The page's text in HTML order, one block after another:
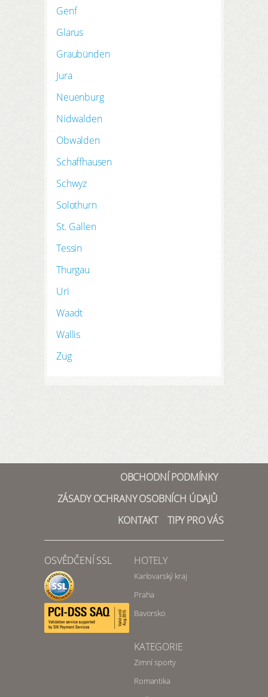
Genf
Glarus
Graubünden
Jura
Neuenburg
Nidwalden
Obwalden
Schaffhausen
Schwyz
Solothurn
St. Gallen
Tessin
Thurgau
Uri
Waadt
Wallis
Zug
OBCHODNÍ PODMÍNKY
ZÁSADY OCHRANY OSOBNÍCH ÚDAJŮ
KONTAKT
TIPY PRO VÁS
OSVĚDČENÍ SSL HOTELY
Karlovarský kraj
Praha
Bavorsko
KATEGORIE
Zimní sporty
Romantika